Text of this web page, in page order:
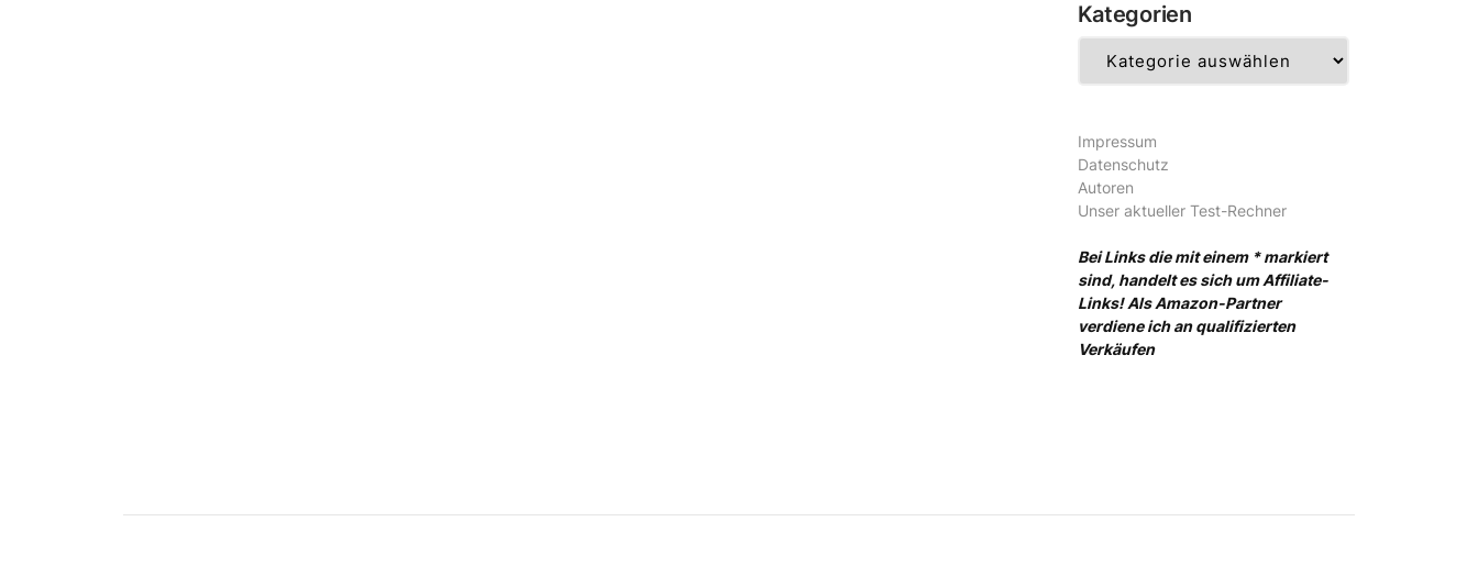
Kategorien
Impressum
Datenschutz
Autoren
Unser aktueller Test-Rechner
Bei Links die mit einem * markiert
sind, handelt es sich um Affiliate-
Links! Als Amazon-Partner
verdiene ich an qualifizierten
Verkäufen